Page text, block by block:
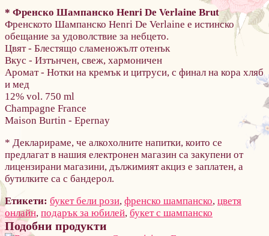
* Френско Шампанско Henri De Verlaine Brut
Френското Шампанско Henri De Verlaine е истинско
обещание за удоволствие за небцето.
Цвят - Блестящо сламеножълт отенък
Вкус - Изтънчен, свеж, хармоничен
Аромат - Нотки на кремък и цитруси, с финал на кора хляб
и мед
12% vol. 750 ml
Champagne France
Maison Burtin - Epernay
* Декларираме, че алкохолните напитки, които се
предлагат в нашия електронен магазин са закупени от
лицензирани магазини, дължимият акциз е заплатен, а
бутилките са с бандерол.
Етикети: букет бели рози, френско шампанско, цветя
онлайн, подарък за юбилей, букет с шампанско
Подобни продукти